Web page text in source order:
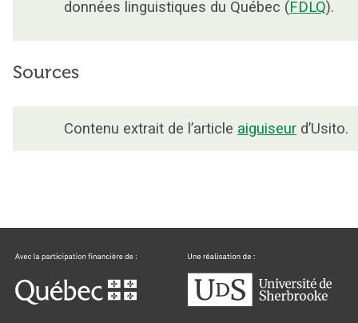
données linguistiques du Québec (FDLQ).
Sources
Contenu extrait de l’article aiguiseur d’Usito.